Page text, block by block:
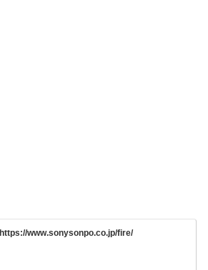
https://www.sonysonpo.co.jp/fire/